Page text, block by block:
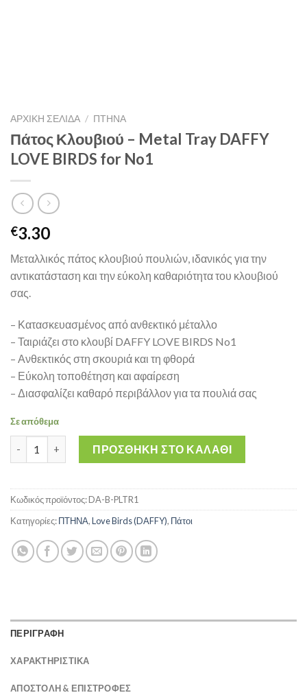
ΑΡΧΙΚΉ ΣΕΛΊΔΑ / ΠΤΗΝΑ
Πάτος Κλουβιού – Metal Tray DAFFY
LOVE BIRDS for No1
€3.30
Μεταλλικός πάτος κλουβιού πουλιών, ιδανικός για την
αντικατάσταση και την εύκολη καθαριότητα του κλουβιού
σας.
– Κατασκευασμένος από ανθεκτικό μέταλλο
– Ταιριάζει στο κλουβί DAFFY LOVE BIRDS No1
– Ανθεκτικός στη σκουριά και τη φθορά
– Εύκολη τοποθέτηση και αφαίρεση
– Διασφαλίζει καθαρό περιβάλλον για τα πουλιά σας
Σε απόθεμα
Πάτος Κλουβιού - Metal Tray DAFFY LOVE BIRDS for No1
ΠΡΟΣΘΉΚΗ ΣΤΟ ΚΑΛΆΘΙ
Κωδικός προϊόντος:DA-B-PLTR1
Κατηγορίες:ΠΤΗΝΑ,Love Birds (DAFFY), Πάτοι
ΠΕΡΙΓΡΑΦΗ
ΧΑΡΑΚΤΗΡΙΣΤΙΚΑ
ΑΠΟΣΤΟΛΉ & ΕΠΙΣΤΡΟΦΈΣ